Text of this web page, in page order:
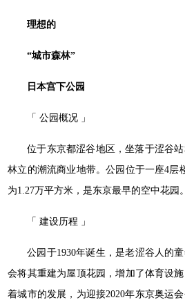
理想的
“城市森林”
日本宫下公园
「 公园概况 」
位于东京都涩谷地区，坐落于涩谷
林立的潮流商业地带。公园位于一座4层
为1.27万平方米，是东京最早的空中花园。
「 建设历程 」
公园于1930年诞生，是老涩谷人的
会将其重建为屋顶花园，增加了体育设
着城市的发展，为迎接2020年东京奥运